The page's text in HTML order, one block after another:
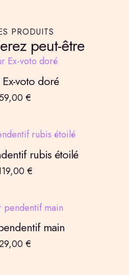
PRODUITS
peut-être
voto doré
€
rubis étoilé
€
main
€